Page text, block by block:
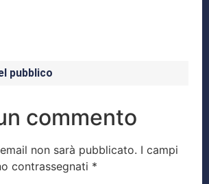
pubblico
commento
non sarà pubblicato. I campi
contrassegnati *